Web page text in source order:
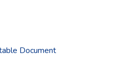
Document